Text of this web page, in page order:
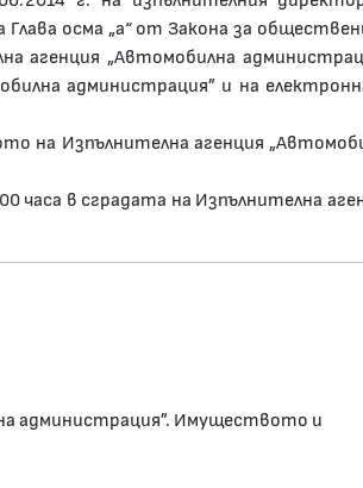
осма „а“ от Закона за
агенция „Автомобилна
администрация” и на
на Изпълнителна агенция
часа в сградата на Изпълнителна
администрация”. Имуществото и